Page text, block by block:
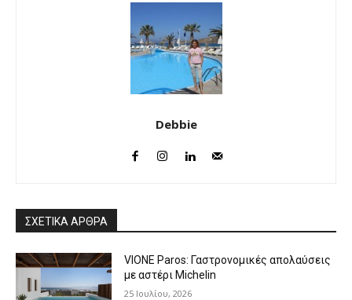
Debbie
ΣΧΕΤΙΚΑ ΑΡΘΡΑ
VIONE Paros: Γαστρονομικές απολαύσεις
με αστέρι Michelin
25 Ιουλίου, 2026